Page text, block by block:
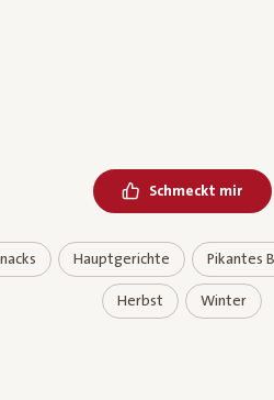
Schmeckt mir
Hauptgerichte Pikantes
Herbst Winter